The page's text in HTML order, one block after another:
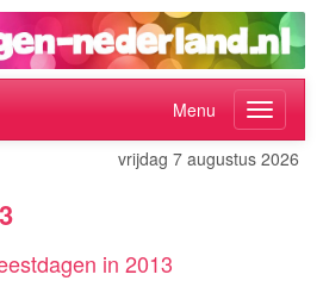
Menu
vrijdag 7 augustus 2026
in 2013